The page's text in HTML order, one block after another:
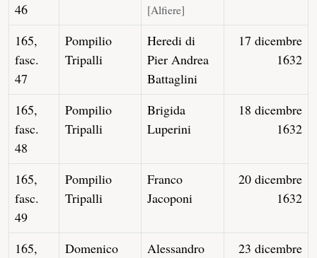
46
[Alfiere]
165,
fasc.
47
Pompilio
Tripalli
Heredi di
Pier Andrea
Battaglini
17 dicembre
1632
165,
fasc.
48
Pompilio
Tripalli
Brigida
Luperini
18 dicembre
1632
165,
fasc.
49
Pompilio
Tripalli
Franco
Jacoponi
20 dicembre
1632
165,
Domenico
Alessandro
23 dicembre